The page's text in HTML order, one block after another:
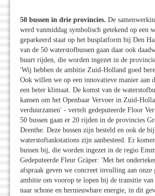
50 bussen in drie provincies. De
werd vanmiddag symbolisch getekend op een
geparkeerd staat op het busplatform bij Den
van de 50 waterstofbussen gaan daar ook
buurt rijden, die worden ingezet in de
'Wij hebben de ambitie Zuid-Holland goed
Ook willen we op een innovatieve manier aan
een beter klimaat. De komst van de
kansen om het Openbaar Vervoer in Zuid-
verduurzamen' - vertelt gedeputeerde Floor
50 bussen gaan er 20 rijden in de provincies
Drenthe. Deze bussen zijn besteld en ook de
waterstoftankstations zijn aanbesteed. Er
bussen bij, die worden ingezet in de regio
Gedeputeerde Fleur Gräper: 'Met het
afspraak geven we concreet invulling aan onze
ambitie om voorop te lopen bij de transitie van
naar schone en hernieuwbare energie, in dit